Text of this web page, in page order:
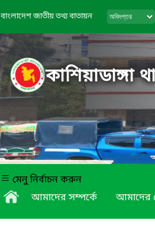
বাংলাদেশ জাতীয় তথ্য বাতায়ন
মেনু নির্বাচন করুন
আমাদের সম্পর্কে
আমাদের